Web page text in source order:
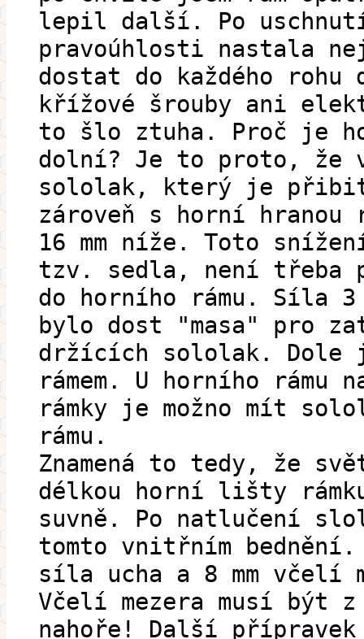
lepil další. Po
pravoúhlosti nastala
dostat do každého
křížové šrouby ani
to šlo ztuha. Proč je
dolní? Je to proto,
sololak, který je
zároveň s horní
16 mm níže. Toto
tzv. sedla, není třeba
do horního rámu. Síla
bylo dost "masa" pro
držících sololak. Dole
rámem. U horního
rámky je možno mít
rámu.
Znamená to tedy, že
délkou horní lišty
suvně. Po natlučení
tomto vnitřním bednění.
síla ucha a 8 mm včelí
Včelí mezera musí být
nahoře! Další